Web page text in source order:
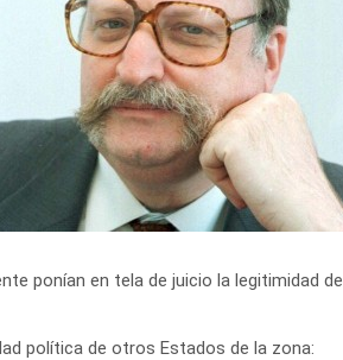
ponían en tela de juicio la legitimidad de
política de otros Estados de la zona: